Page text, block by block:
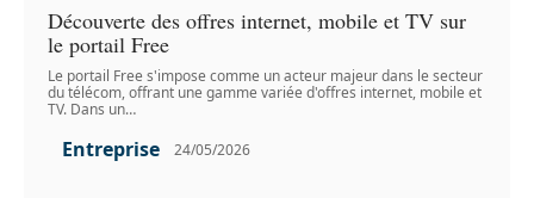
Découverte des offres internet, mobile et TV sur
le portail Free
Le portail Free s'impose comme un acteur majeur dans le secteur
du télécom, offrant une gamme variée d'offres internet, mobile et
TV. Dans un…
Entreprise 24/05/2026